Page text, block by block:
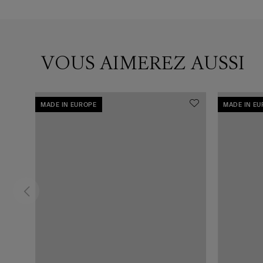
VOUS AIMEREZ AUSSI
MADE IN EUROPE MADE IN